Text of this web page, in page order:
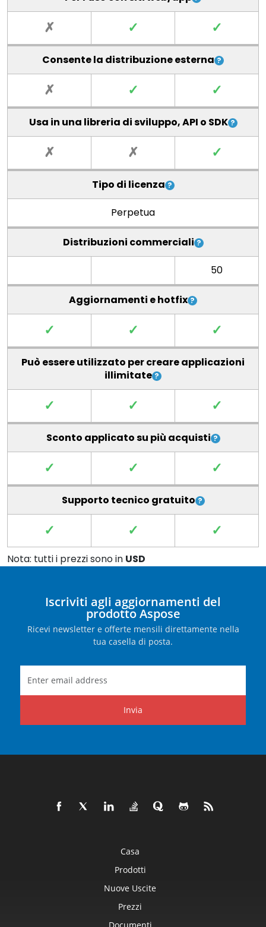
✗ ✓ ✓
Consente la distribuzione esterna
✗ ✓ ✓
Usa in una libreria di sviluppo, API o SDK
✗ ✗ ✓
Tipo di licenza
Perpetua
Distribuzioni commerciali
50
Aggiornamenti e hotfix
✓ ✓ ✓
Può essere utilizzato per creare applicazioni
illimitate
✓ ✓ ✓
Sconto applicato su più acquisti
✓ ✓ ✓
Supporto tecnico gratuito
✓ ✓ ✓
Nota: tutti i prezzi sono in USD
Iscriviti agli aggiornamenti del
prodotto Aspose
Ricevi newsletter e offerte mensili direttamente nella
tua casella di posta.
Invia
Casa
Prodotti
Nuove Uscite
Prezzi
Documenti